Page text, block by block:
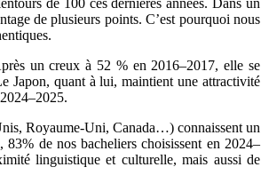
de 100 ces dernières années. Dans un
de plusieurs points. C’est pourquoi nous
un creux à 52 % en 2016–2017, elle se
Japon, quant à lui, maintient une attractivité
Royaume-Uni, Canada…) connaissent un
de nos bacheliers choisissent en 2024–
linguistique et culturelle, mais aussi de